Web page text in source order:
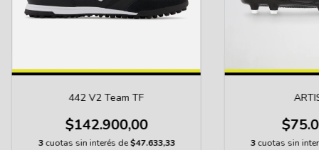
442 V2 Team TF
$142.900,00
3 cuotas sin interés de$47.633,33 3cuotas sin